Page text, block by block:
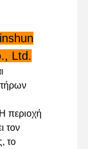
Ltd.
περιοχή
τον
το